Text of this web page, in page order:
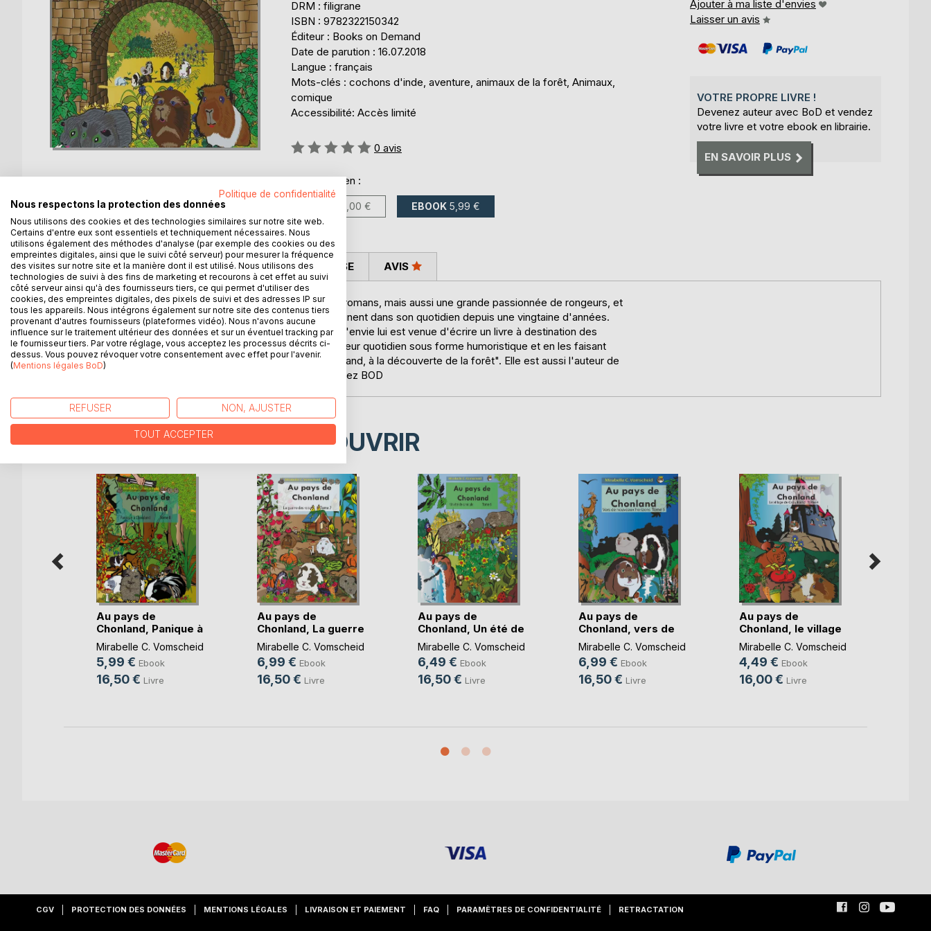
DRM : filigrane
ISBN : 9782322150342
Éditeur : Books on Demand
Date de parution : 16.07.2018
Langue : français
Mots-clés : cochons d'inde, aventure, animaux de la forêt, Animaux,
comique
Accessibilité: Accès limité
Évaluation:
0 avis
Disponible en :
16,00 € EBOOK 5,99 €
Ajouter à ma liste d'envies
Laisser un avis
VOTRE PROPRE LIVRE !
Devenez auteur avec BoD et vendez
votre livre et votre ebook en librairie.
EN SAVOIR PLUS
DESCRIPTION
Mirabelle C. VOMSCHEID n'est pas seulement auteur de romans, mais aussi une grande passionnée de rongeurs, et
plus particulièrement des cochons d'inde, qui l'accompagnent dans son quotidien depuis une vingtaine d'années.
En observant le quotidien de ces petites boules de poils, l'envie lui est venue d'écrire un livre à destination des
petits et des grands sur les cochons d'inde en racontant leur quotidien sous forme humoristique et en les faisant
parler. Ce tome 2 est la suite du tome 1 "Au pays de Chonland, à la découverte de la forêt". Elle est aussi l'auteur de
quatre autres livres informatifs sur les rongeurs publiés chez BOD
AUTEUR(S) CRITIQUES PRESSE AVIS
D’AUTRES TITRES À DÉCOUVRIR
Au pays de
Chonland, Panique à
Cho(...)
Mirabelle C. Vomscheid
5,99 € Ebook
16,50 € Livre
Au pays de
Chonland, La guerre
des rois
Mirabelle C. Vomscheid
6,99 € Ebook
16,50 € Livre
Au pays de
Chonland, Un été de
can(...)
Mirabelle C. Vomscheid
6,49 € Ebook
16,50 € Livre
Au pays de
Chonland, vers de
nouve(...)
Mirabelle C. Vomscheid
6,99 € Ebook
16,50 € Livre
Au pays de
Chonland, le village
de(...)
Mirabelle C. Vomscheid
4,49 € Ebook
16,00 € Livre
CGV PROTECTION DES DONNÉES MENTIONS LÉGALES LIVRAISON ET PAIEMENT FAQ PARAMÈTRES DE CONFIDENTIALITÉ RETRACTATION
Politique de confidentialité
Nous respectons la protection des données
Nous utilisons des cookies et des technologies similaires sur notre site web.
Certains d'entre eux sont essentiels et techniquement nécessaires. Nous
utilisons également des méthodes d'analyse (par exemple des cookies ou des
empreintes digitales, ainsi que le suivi côté serveur) pour mesurer la fréquence
des visites sur notre site et la manière dont il est utilisé. Nous utilisons des
technologies de suivi à des fins de marketing et recourons à cet effet au suivi
côté serveur ainsi qu'à des fournisseurs tiers, ce qui permet d'utiliser des
cookies, des empreintes digitales, des pixels de suivi et des adresses IP sur
tous les appareils. Nous intégrons également sur notre site des contenus tiers
provenant d'autres fournisseurs (plateformes vidéo). Nous n'avons aucune
influence sur le traitement ultérieur des données et sur un éventuel tracking par
le fournisseur tiers. Par votre réglage, vous acceptez les processus décrits ci-
dessus. Vous pouvez révoquer votre consentement avec effet pour l'avenir.
(Mentions légales BoD)
REFUSER NON, AJUSTER
TOUT ACCEPTER